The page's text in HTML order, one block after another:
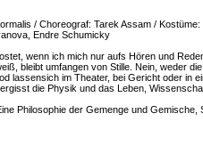
/ Choreograf: Tarek Assam /
Endre Schumicky
wenn ich mich nur aufs Hören und
bleibt umfangen von Stille. Nein, weder
lassensich im Theater, bei Gericht oder in
die Physik und das Leben,
Philosophie der Gemenge und Gemische,